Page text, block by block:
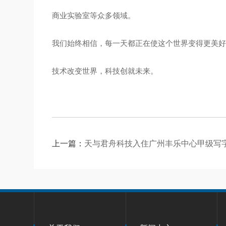
商业实验室等众多领域。
我们始终相信，每一天都正在使这个世界变得更美好
技术改变世界，科技创就未来。
上一篇： 天与君舟科技入住广州丰乐中心甲级写